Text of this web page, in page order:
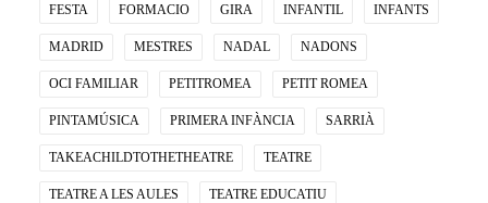
FESTA FORMACIO GIRA INFANTIL INFANTS
MADRID MESTRES NADAL NADONS
OCI FAMILIAR PETITROMEA PETIT ROMEA
PINTAMÚSICA PRIMERA INFÀNCIA SARRIÀ
TAKEACHILDTOTHETHEATRE TEATRE
TEATRE A LES AULES TEATRE EDUCATIU